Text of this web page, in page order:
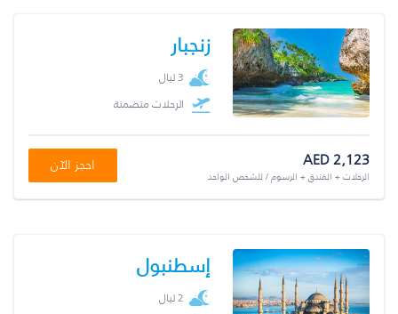
زنجبار
3 ليال
الرحلات متضمنة
AED 2,123
الرحلات + الفندق + الرسوم / للشخص الواحد
احجز الآن
إسطنبول
2 ليال